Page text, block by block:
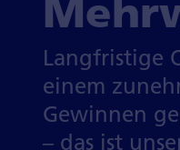
Langfristige
einem
Gewinnen
– das ist